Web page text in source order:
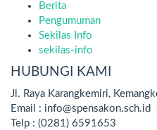
Berita
Pengumuman
Sekilas Info
sekilas-info
HUBUNGI KAMI
Jl. Raya Karangkemiri,
Email : info@spensakon.sch.id
Telp : (0281) 6591653